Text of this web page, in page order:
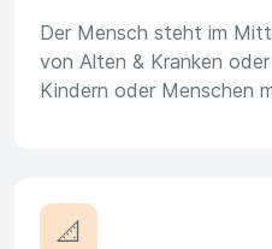
Der Mensch steht im
von Alten & Kranken
Kindern oder Menschen
📐